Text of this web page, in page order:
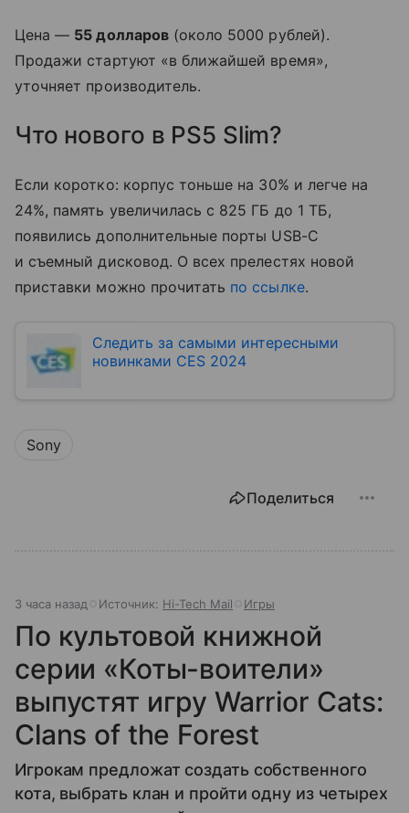
Цена — 55 долларов(около 5000 рублей).
Продажи стартуют «в ближайшей время»,
уточняет производитель.
Что нового в PS5 Slim?
Если коротко: корпус тоньше на 30% и легче на
24%, память увеличилась с 825 ГБ до 1 ТБ,
появились дополнительные порты USB-C
и съемный дисковод. О всех прелестях новой
приставки можно прочитать по ссылке.
Следить за самыми интересными
новинками CES 2024
Sony
Поделиться
3 часа назад Источник: Hi-Tech Mail Игры
По культовой книжной
серии «Коты-воители»
выпустят игру Warrior Cats:
Clans of the Forest
Игрокам предложат создать собственного
кота, выбрать клан и пройти одну из четырех